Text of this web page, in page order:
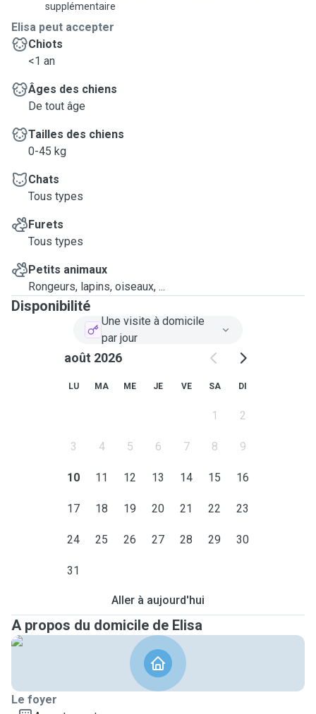
supplémentaire
Elisa peut accepter
Chiots
<1 an
Âges des chiens
De tout âge
Tailles des chiens
0-45 kg
Chats
Tous types
Furets
Tous types
Petits animaux
Rongeurs, lapins, oiseaux, ...
Disponibilité
Une visite à domicile
par jour
août 2026
LU MA ME JE VE SA DI
1 2
3 4 5 6 7 8 9
10 11 12 13 14 15 16
17 18 19 20 21 22 23
24 25 26 27 28 29 30
31
Aller à aujourd'hui
A propos du domicile de Elisa
Le foyer